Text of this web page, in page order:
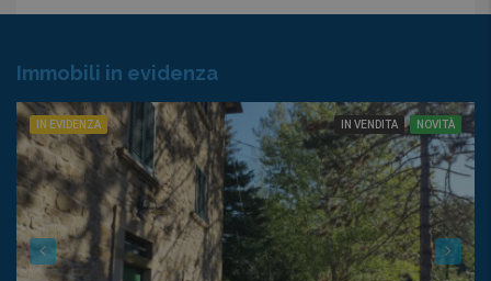
Immobili in evidenza
IN EVIDENZA IN VENDITA NOVITÀ